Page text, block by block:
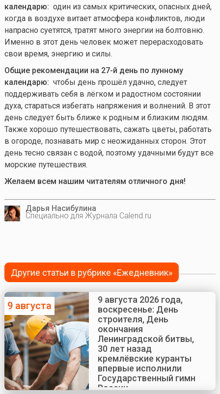
календарю: один из самых критических, опасных дней,
когда в воздухе витает атмосфера конфликтов, люди
напрасно суетятся, тратят много энергии на болтовню.
Именно в этот день человек может перерасходовать
свои время, энергию и силы.
Общие рекомендации на 27-й день по лунному
календарю: чтобы день прошёл удачно, следует
поддерживать себя в лёгком и радостном состоянии
духа, стараться избегать напряжения и волнений. В этот
день следует быть ближе к родным и близким людям.
Также хорошо путешествовать, сажать цветы, работать
в огороде, познавать мир с неожиданных сторон. Этот
день тесно связан с водой, поэтому удачными будут все
морские путешествия.
Желаем всем нашим читателям отличного дня!
Дарья Насибулина
Специально для Журнала Calend.ru
Другие статьи в рубрике «Ежедневник»
9 августа
9 августа 2026 года,
воскресенье: День
строителя, День
окончания
Ленинградской битвы,
30 лет назад
кремлёвские куранты
впервые исполнили
Государственный гимн
России